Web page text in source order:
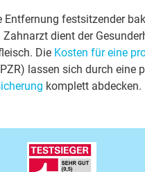
Ent­fer­nung fest­sit­zen­der
Zahn­arzt dient der
Die Kos­ten für ei­ne
las­sen sich durch ei­ne
kom­plett ab­de­cken.